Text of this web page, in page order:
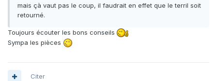
mais çà vaut pas le coup, il faudrait en effet que le terril soit
retourné.
Toujours écouter les bons conseils
Sympa les pièces
Citer